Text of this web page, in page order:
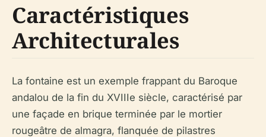
Caractéristiques
Architecturales
La fontaine est un exemple frappant du Baroque
andalou de la fin du XVIIIe siècle, caractérisé par
une façade en brique terminée par le mortier
rougeâtre de almagra, flanquée de pilastres